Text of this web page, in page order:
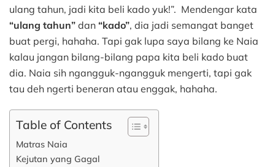
ulang tahun, jadi kita beli kado yuk!”. Mendengar kata
“ulang tahun” dan “kado”, dia jadi semangat banget
buat pergi, hahaha. Tapi gak lupa saya bilang ke Naia
kalau jangan bilang-bilang papa kita beli kado buat
dia. Naia sih ngangguk-ngangguk mengerti, tapi gak
tau deh ngerti beneran atau enggak, hahaha.
Table of Contents
Matras Naia
Kejutan yang Gagal